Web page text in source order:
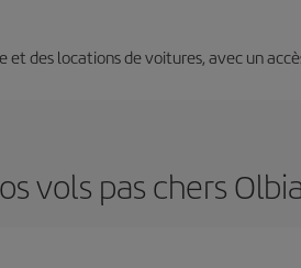
des locations de voitures, avec un
vols pas chers Olbia